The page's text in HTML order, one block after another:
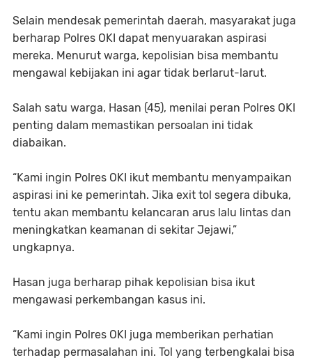
Selain mendesak pemerintah daerah, masyarakat juga
berharap Polres OKI dapat menyuarakan aspirasi
mereka. Menurut warga, kepolisian bisa membantu
mengawal kebijakan ini agar tidak berlarut-larut.
Salah satu warga, Hasan (45), menilai peran Polres OKI
penting dalam memastikan persoalan ini tidak
diabaikan.
“Kami ingin Polres OKI ikut membantu menyampaikan
aspirasi ini ke pemerintah. Jika exit tol segera dibuka,
tentu akan membantu kelancaran arus lalu lintas dan
meningkatkan keamanan di sekitar Jejawi,”
ungkapnya.
Hasan juga berharap pihak kepolisian bisa ikut
mengawasi perkembangan kasus ini.
“Kami ingin Polres OKI juga memberikan perhatian
terhadap permasalahan ini. Tol yang terbengkalai bisa